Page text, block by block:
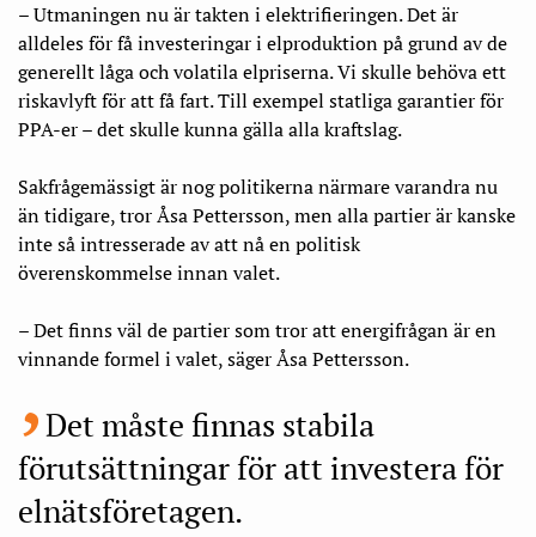
– Utmaningen nu är takten i elektrifieringen. Det är
alldeles för få investeringar i elproduktion på grund av de
generellt låga och volatila elpriserna. Vi skulle behöva ett
riskavlyft för att få fart. Till exempel statliga garantier för
PPA-er – det skulle kunna gälla alla kraftslag.
Sakfrågemässigt är nog politikerna närmare varandra nu
än tidigare, tror Åsa Pettersson, men alla partier är kanske
inte så intresserade av att nå en politisk
överenskommelse innan valet.
– Det finns väl de partier som tror att energifrågan är en
vinnande formel i valet, säger Åsa Pettersson.
Det måste finnas stabila
förutsättningar för att investera för
elnäts­företagen.